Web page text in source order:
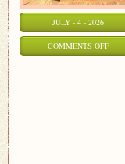
JULY - 4 - 2026
COMMENTS OFFON